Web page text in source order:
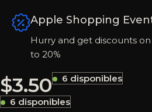
Apple Shopping
Hurry and get discounts
to 20%
$3.50 6 disponibles
6 disponibles